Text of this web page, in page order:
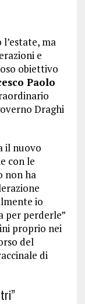
ma
e
obiettivo
Paolo
Draghi
il nuovo
con le
non ha
io
per perderle”
proprio nei
del
di